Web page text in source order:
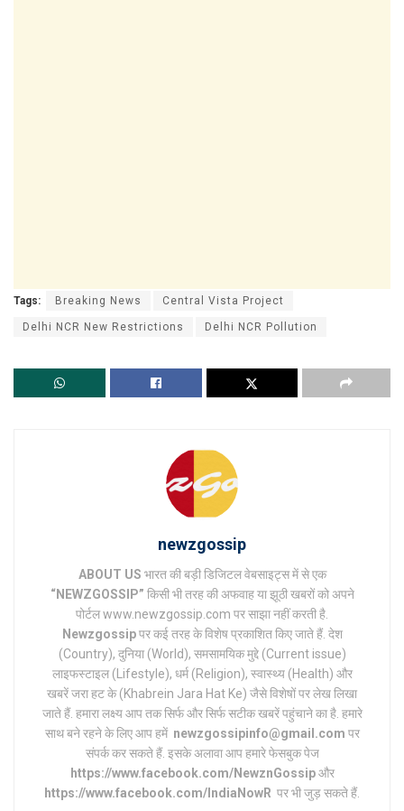
Tags: Breaking News Central Vista Project
Delhi NCR New Restrictions Delhi NCR Pollution
newzgossip
ABOUT US भारत की बड़ी डिजिटल वेबसाइट्स में से एक
“NEWZGOSSIP” किसी भी तरह की अफवाह या झूठी खबरों को अपने
पोर्टल www.newzgossip.com पर साझा नहीं करती है.
Newzgossipपर कई तरह के विशेष प्रकाशित किए जाते हैं. देश
(Country), दुनिया (World), समसामयिक मुद्दे (Current issue)
लाइफस्टाइल (Lifestyle), धर्म (Religion), स्वास्थ्य (Health) और
खबरें जरा हट के (Khabrein Jara Hat Ke) जैसे विशेषों पर लेख लिखा
जाते हैं. हमारा लक्ष्य आप तक सिर्फ और सिर्फ सटीक खबरें पहुंचाने का है. हमारे
साथ बने रहने के लिए आप हमें newzgossipinfo@gmail.com पर
संपर्क कर सकते हैं. इसके अलावा आप हमारे फेसबुक पेज
https://www.facebook.com/NewznGossipऔर
https://www.facebook.com/IndiaNowR पर भी जुड़ सकते हैं.